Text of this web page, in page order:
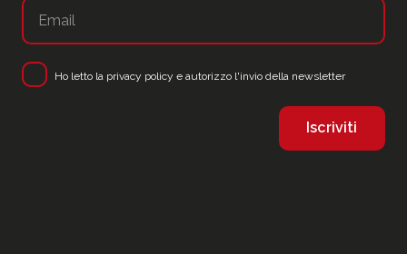
Ho letto la privacy policy e autorizzo l'invio della newsletter